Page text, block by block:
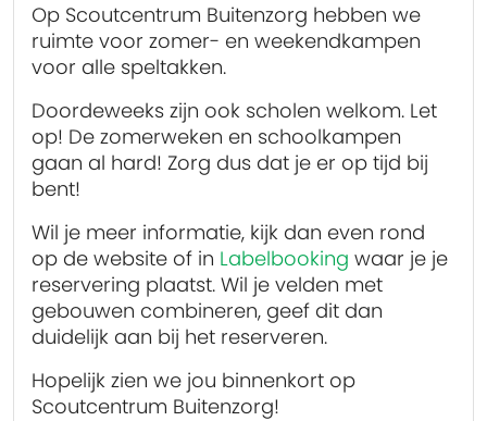
Op Scoutcentrum Buitenzorg hebben we
ruimte voor zomer- en weekendkampen
voor alle speltakken.
Doordeweeks zijn ook scholen welkom. Let
op! De zomerweken en schoolkampen
gaan al hard! Zorg dus dat je er op tijd bij
bent!
Wil je meer informatie, kijk dan even rond
op de website of in Labelbooking waar je je
reservering plaatst. Wil je velden met
gebouwen combineren, geef dit dan
duidelijk aan bij het reserveren.
Hopelijk zien we jou binnenkort op
Scoutcentrum Buitenzorg!